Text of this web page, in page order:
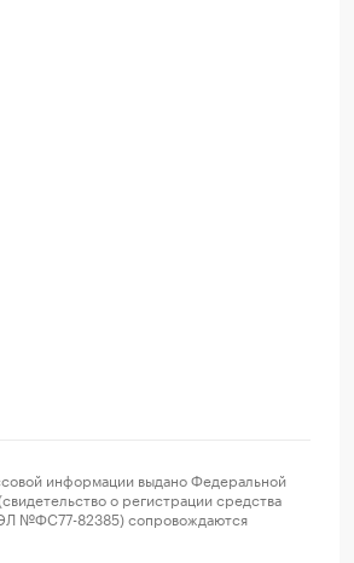
информации выдано Федеральной
о регистрации средства
ЭЛ №ФС77-82385) сопровождаются